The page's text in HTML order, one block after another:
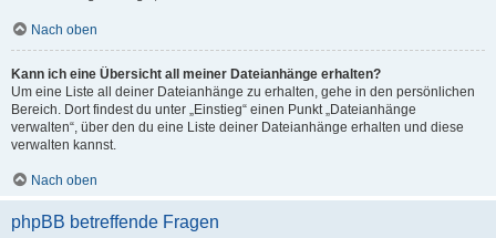
Nach oben
Kann ich eine Übersicht all meiner Dateianhänge erhalten?
Um eine Liste all deiner Dateianhänge zu erhalten, gehe in den persönlichen
Bereich. Dort findest du unter „Einstieg“ einen Punkt „Dateianhänge
verwalten“, über den du eine Liste deiner Dateianhänge erhalten und diese
verwalten kannst.
Nach oben
phpBB betreffende Fragen